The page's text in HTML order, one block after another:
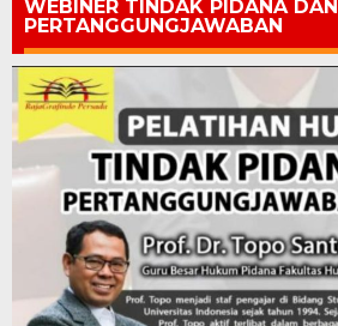
WEBINER TINDAK PIDANA DAN
PERTANGGUNGJAWABAN